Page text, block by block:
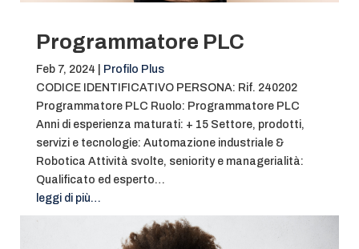
Programmatore PLC
Feb 7, 2024
Profilo Plus
CODICE IDENTIFICATIVO PERSONA: Rif. 240202
Programmatore PLC Ruolo: Programmatore PLC
Anni di esperienza maturati: + 15 Settore, prodotti,
servizi e tecnologie: Automazione industriale &
Robotica Attività svolte, seniority e managerialità:
Qualificato ed esperto…
leggi di più…